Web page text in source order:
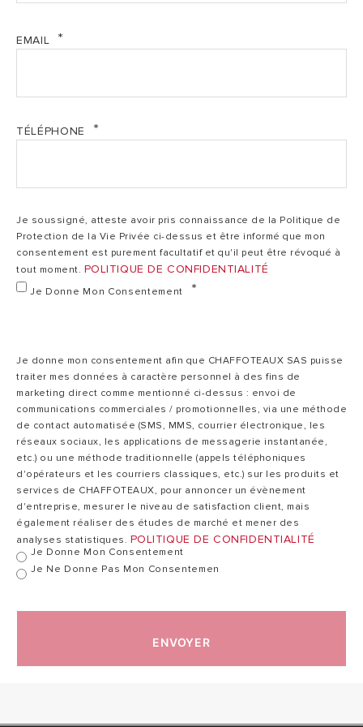
Source d'énergie
/
Type de pose Mural Mural
frigorigène /
charge usine
R290
0.15
Kg
R290 / 0.15 Kg
Certification NF
DONNÉES ErP
PERFORMANCES
EAU CHAUDE
SANITAIRE
BALLON DE
STOCKAGE
THERMODYNAMIQUE
EMAIL
TÉLÉPHONE
Je soussigné, atteste avoir pris connaissance de la Politique de
Protection de la Vie Privée ci-dessus et être informé que mon
consentement est purement facultatif et qu'il peut être révoqué à
tout moment. POLITIQUE DE CONFIDENTIALITÉ
Je Donne Mon Consentement
Je donne mon consentement afin que CHAFFOTEAUX SAS puisse
traiter mes données à caractère personnel à des fins de
marketing direct comme mentionné ci-dessus : envoi de
communications commerciales / promotionnelles, via une méthode
de contact automatisée (SMS, MMS, courrier électronique, les
réseaux sociaux, les applications de messagerie instantanée,
etc.) ou une méthode traditionnelle (appels téléphoniques
d'opérateurs et les courriers classiques, etc.) sur les produits et
services de CHAFFOTEAUX, pour annoncer un évènement
d'entreprise, mesurer le niveau de satisfaction client, mais
également réaliser des études de marché et mener des
analyses statistiques. POLITIQUE DE CONFIDENTIALITÉ
Je Donne Mon Consentement
Je Ne Donne Pas Mon Consentemen
ENVOYER